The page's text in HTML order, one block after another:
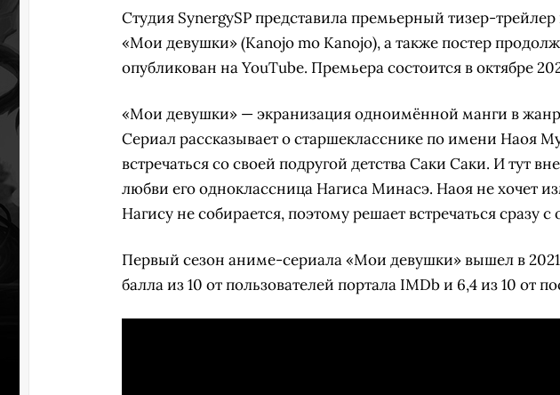
Студия SynergySP представила премьерный тизер-
«Мои девушки» (Kanojo mo Kanojo), а также постер
опубликован на YouTube. Премьера состоится в октябре
«Мои девушки» — экранизация одноимённой манги в
Сериал рассказывает о старшекласснике по имени Наоя
встречаться со своей подругой детства Саки Саки. И тут
любви его одноклассница Нагиса Минасэ. Наоя не хочет
Нагису не собирается, поэтому решает встречаться сразу
Первый сезон аниме-сериала «Мои девушки» вышел в
балла из 10 от пользователей портала IMDb и 6,4 из 10 от